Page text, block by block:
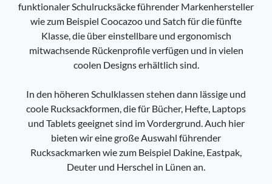
funktionaler Schulrucksäcke führender Markenhersteller
wie zum Beispiel Coocazoo und Satch für die fünfte
Klasse, die über einstellbare und ergonomisch
mitwachsende Rückenprofile verfügen und in vielen
coolen Designs erhältlich sind.
In den höheren Schulklassen stehen dann lässige und
coole Rucksackformen, die für Bücher, Hefte, Laptops
und Tablets geeignet sind im Vordergrund. Auch hier
bieten wir eine große Auswahl führender
Rucksackmarken wie zum Beispiel Dakine, Eastpak,
Deuter und Herschel in Lünen an.